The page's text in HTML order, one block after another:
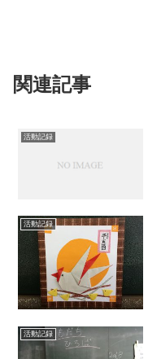
関連記事
活動記録
活動記録
活動記録